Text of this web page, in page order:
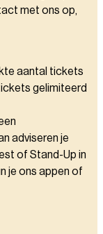
met ons op,
aantal tickets
gelimiteerd
adviseren je
of Stand-Up in
je ons appen of